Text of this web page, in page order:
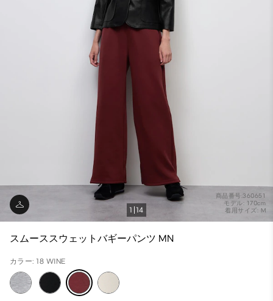
商品番号:360651
モデル: 170cm
着用サイズ: M
1 14
スムーススウェットバギーパンツ MN
カラー: 18 WINE